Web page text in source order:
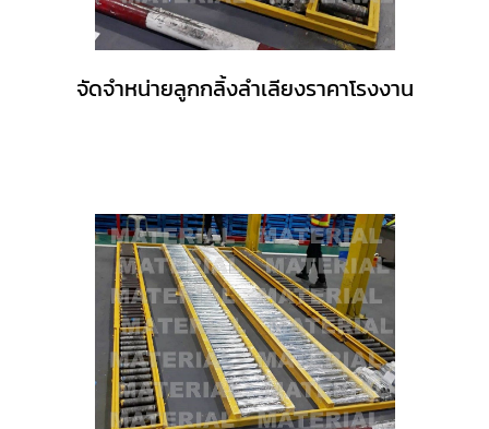
จัดจำหน่ายลูกกลิ้งลำเลียงราคาโรงงาน